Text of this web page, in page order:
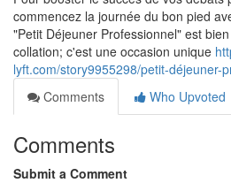
commencez la journée du bon pied
"Petit Déjeuner Professionnel" est
collation; c'est une occasion unique
lyft.com/story9955298/petit-déjeuner-
Comments
Who Upvoted
Comments
Submit a Comment